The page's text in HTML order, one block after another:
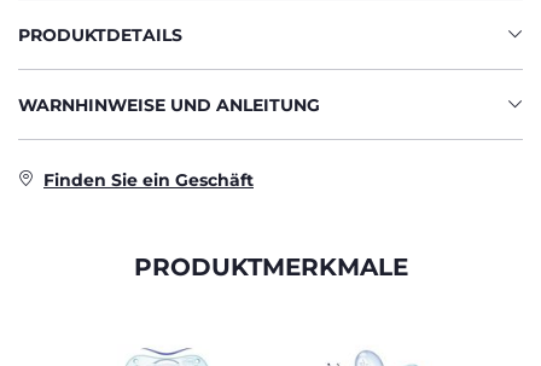
PRODUKTDETAILS
WARNHINWEISE UND ANLEITUNG
Finden Sie ein Geschäft
PRODUKTMERKMALE